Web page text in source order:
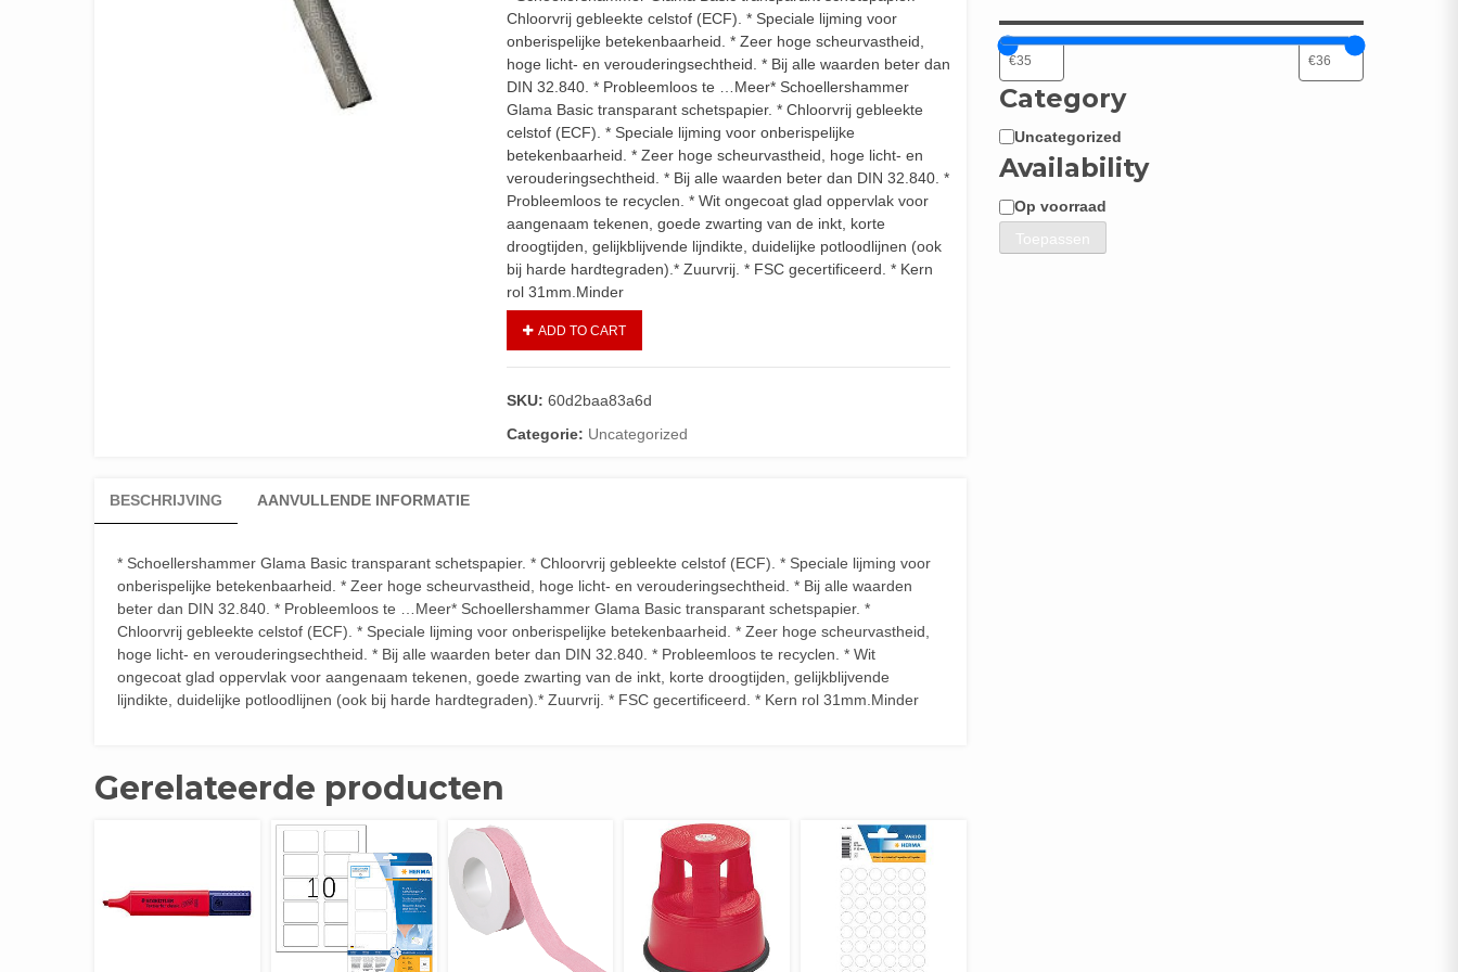
Chloorvrij gebleekte celstof (ECF). * Speciale lijming voor
onberispelijke betekenbaarheid. * Zeer hoge scheurvastheid,
hoge licht- en verouderingsechtheid. * Bij alle waarden beter dan
DIN 32.840. * Probleemloos te …Meer* Schoellershammer
Glama Basic transparant schetspapier. * Chloorvrij gebleekte
celstof (ECF). * Speciale lijming voor onberispelijke
betekenbaarheid. * Zeer hoge scheurvastheid, hoge licht- en
verouderingsechtheid. * Bij alle waarden beter dan DIN 32.840. *
Probleemloos te recyclen. * Wit ongecoat glad oppervlak voor
aangenaam tekenen, goede zwarting van de inkt, korte
droogtijden, gelijkblijvende lijndikte, duidelijke potloodlijnen (ook
bij harde hardtegraden).* Zuurvrij. * FSC gecertificeerd. * Kern
rol 31mm.Minder
ADD TO CART
SKU: 60d2baa83a6d
Categorie: Uncategorized
BESCHRIJVING AANVULLENDE INFORMATIE
* Schoellershammer Glama Basic transparant schetspapier. * Chloorvrij gebleekte celstof (ECF). * Speciale lijming voor
onberispelijke betekenbaarheid. * Zeer hoge scheurvastheid, hoge licht- en verouderingsechtheid. * Bij alle waarden
beter dan DIN 32.840. * Probleemloos te …Meer* Schoellershammer Glama Basic transparant schetspapier. *
Chloorvrij gebleekte celstof (ECF). * Speciale lijming voor onberispelijke betekenbaarheid. * Zeer hoge scheurvastheid,
hoge licht- en verouderingsechtheid. * Bij alle waarden beter dan DIN 32.840. * Probleemloos te recyclen. * Wit
ongecoat glad oppervlak voor aangenaam tekenen, goede zwarting van de inkt, korte droogtijden, gelijkblijvende
lijndikte, duidelijke potloodlijnen (ook bij harde hardtegraden).* Zuurvrij. * FSC gecertificeerd. * Kern rol 31mm.Minder
Gerelateerde producten
Category
Categorie
Uncategorized
Availability
Beschikbaarheid
Op voorraad
Toepassen